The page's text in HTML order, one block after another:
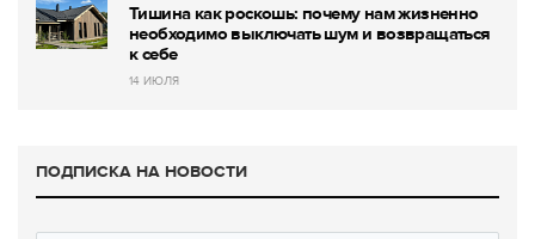
Тишина как роскошь: почему нам жизненно
необходимо выключать шум и возвращаться
к себе
14 ИЮЛЯ
ПОДПИСКА НА НОВОСТИ